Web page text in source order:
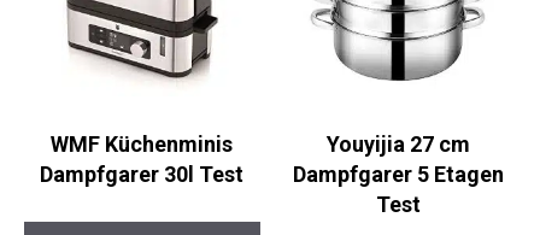
WMF Küchenminis
Dampfgarer 30l Test
Youyijia 27 cm
Dampfgarer 5 Etagen
Test